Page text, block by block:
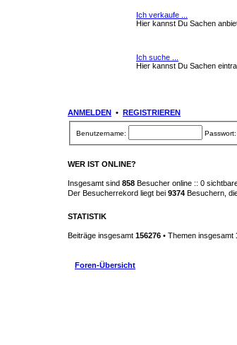
Ich verkaufe ...
Hier kannst Du Sachen
Ich suche ...
Hier kannst Du Sachen
ANMELDEN • REGISTRIEREN
Benutzername: Passwort:
WER IST ONLINE?
Insgesamt sind 858 Besucher online :: 0
Der Besucherrekord liegt bei 9374 Besuchern,
STATISTIK
Beiträge insgesamt 156276 • Themen insgesamt
Foren-Übersicht